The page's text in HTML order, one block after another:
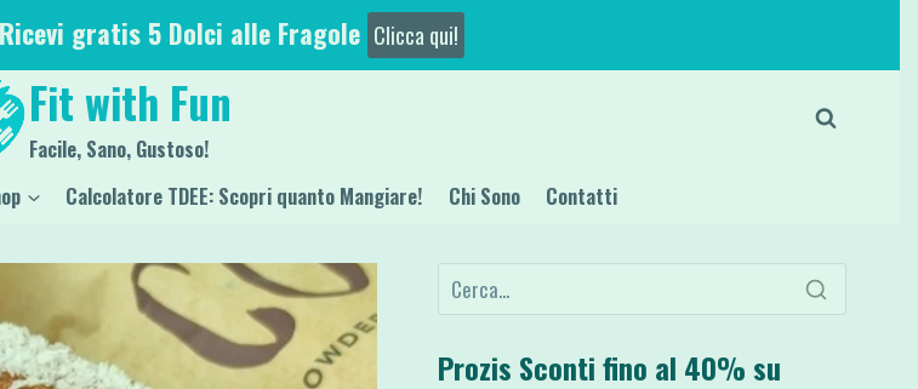
gratis 5 Dolci alle Fragole Clicca qui!
Fit with Fun
Facile, Sano, Gustoso!
Calcolatore TDEE: Scopri quanto Mangiare! Chi Sono Contatti
Prozis Sconti fino al 40% su